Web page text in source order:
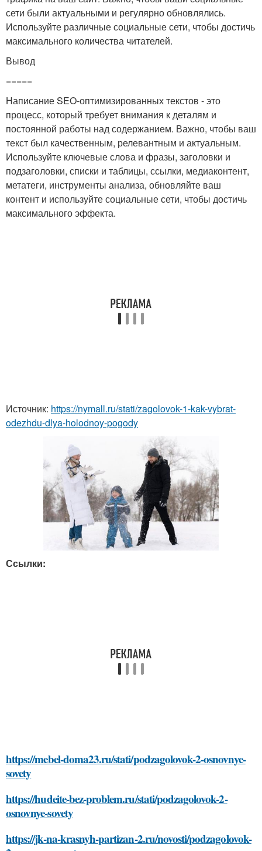
сети были актуальными и регулярно обновлялись.
Используйте различные социальные сети, чтобы достичь
максимального количества читателей.
Вывод
=====
Написание SEO-оптимизированных текстов - это
процесс, который требует внимания к деталям и
постоянной работы над содержанием. Важно, чтобы ваш
текст был качественным, релевантным и актуальным.
Используйте ключевые слова и фразы, заголовки и
подзаголовки, списки и таблицы, ссылки, медиаконтент,
метатеги, инструменты анализа, обновляйте ваш
контент и используйте социальные сети, чтобы достичь
максимального эффекта.
Источник: https://nymall.ru/stati/zagolovok-1-kak-vybrat-
odezhdu-dlya-holodnoy-pogody
Ссылки:
https://mebel-doma23.ru/stati/podzagolovok-2-osnovnye-
sovety
https://hudeite-bez-problem.ru/stati/podzagolovok-2-
osnovnye-sovety
https://jk-na-krasnyh-partizan-2.ru/novosti/podzagolovok-